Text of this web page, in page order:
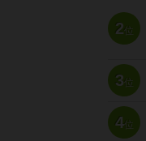
2位
3位
4位